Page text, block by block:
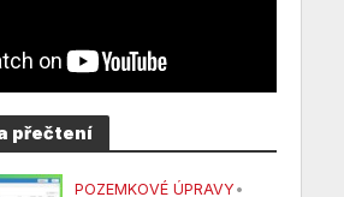
přečtení
POZEMKOVÉ ÚPRAVY •